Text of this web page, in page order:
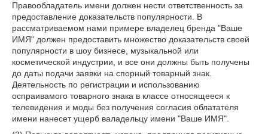
Правообладатель имени должен нести ответственность за
предоставление доказательств популярности. В
рассматриваемом нами примере владелец бренда "Ваше
ИМЯ" должен предоставить множество доказательств своей
популярности в шоу бизнесе, музыкальной или
косметической индустрии, и все они должны быть получены
до даты подачи заявки на спорный товарный знак.
Деятельность по регистрации и использованию
оспраивамого товарного знака в классе относящееся к
телевидения и моды без получения согласия облатателя
имени нанесет ущерб валадельцу имени "Ваше ИМЯ".